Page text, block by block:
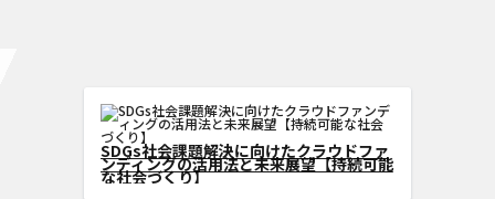
育・学習を支える、SDGs型クラウドフ
ンディングの可能性を広げる方法